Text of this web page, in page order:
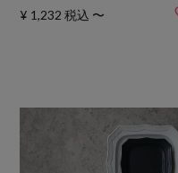
¥ 1,232 税込 〜